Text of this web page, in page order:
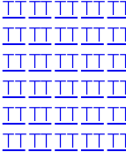
TTTTTTTT
TTTTTTTT
TTTTTTTT
TTTTTTTT
TTTTTTTT
TTTTTTTT